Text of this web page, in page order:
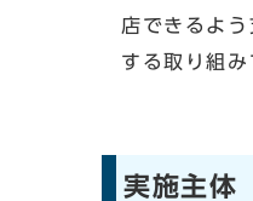
店できるよ
する取り組み
実施主体